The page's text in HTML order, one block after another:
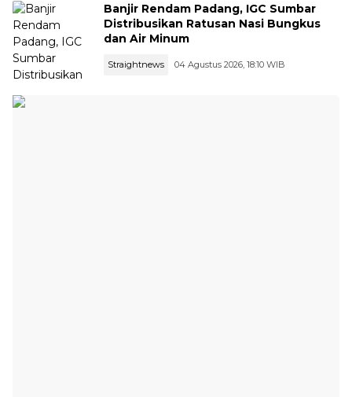
Banjir Rendam Padang, IGC Sumbar
Distribusikan Ratusan Nasi Bungkus
dan Air Minum
Straightnews 04 Agustus 2026, 18:10 WIB